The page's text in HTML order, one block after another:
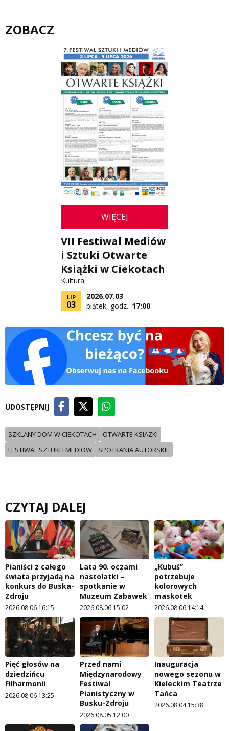
ZOBACZ
WIĘCEJ
VII Festiwal Mediów
i Sztuki Otwarte
Książki w Ciekotach
Kultura
LIP
03
2026.07.03
piątek, godz.: 17:00
UDOSTĘPNIJ
SZKLANY DOM W CIEKOTACH
OTWARTE KSIAZKI
FESTIWAL SZTUKI I MEDIOW
SPOTKANIA AUTORSKIE
CZYTAJ DALEJ
Pianiści z całego
świata przyjadą na
konkurs do Buska-
Zdroju
2026.08.06 16:15
Lata 90. oczami
nastolatki –
spotkanie w
Muzeum Zabawek
2026.08.06 15:02
„Kubuś”
potrzebuje
kolorowych
maskotek
2026.08.06 14:14
Pięć głosów na
dziedzińcu
Filharmonii
2026.08.06 13:25
Przed nami
Międzynarodowy
Festiwal
Pianistyczny w
Busku-Zdroju
2026.08.05 12:00
Inauguracja
nowego sezonu w
Kieleckim Teatrze
Tańca
2026.08.04 15:38